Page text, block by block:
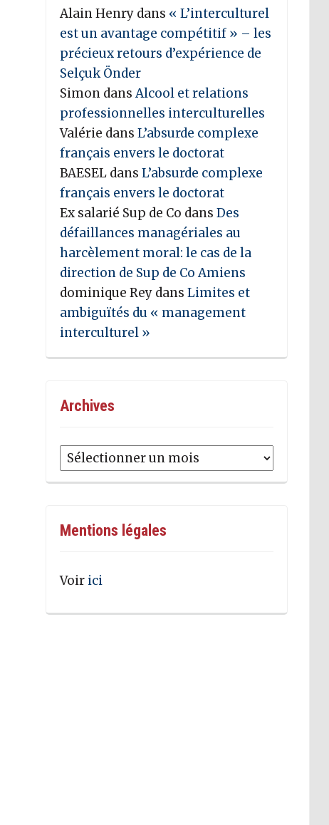
Alain Henry dans « L’interculturel
est un avantage compétitif » – les
précieux retours d’expérience de
Selçuk Önder
Simon dansAlcool et relations
professionnelles interculturelles
Valérie dansL’absurde complexe
français envers le doctorat
BAESEL dansL’absurde complexe
français envers le doctorat
Ex salarié Sup de Co dansDes
défaillances managériales au
harcèlement moral: le cas de la
direction de Sup de Co Amiens
dominique Rey dansLimites et
ambiguïtés du « management
interculturel »
Archives
Archives
Mentions légales
Voir ici